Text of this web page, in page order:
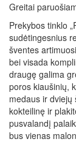
Greitai
Prekybos tinklo
sudėtingesnius
šventes
bei visada
draugę galima
poros kiaušinių,
medaus ir dviejų
kokteilinę ir
pusvalandį
bus vienas